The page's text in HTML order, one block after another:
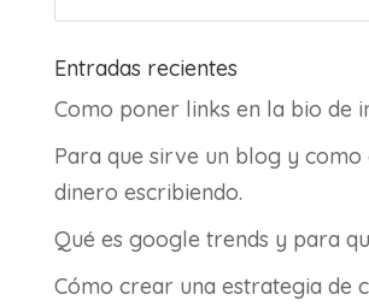
Entradas recientes
Como poner links en la bio de
Para que sirve un blog y como
dinero escribiendo.
Qué es google trends y para
Cómo crear una estrategia de